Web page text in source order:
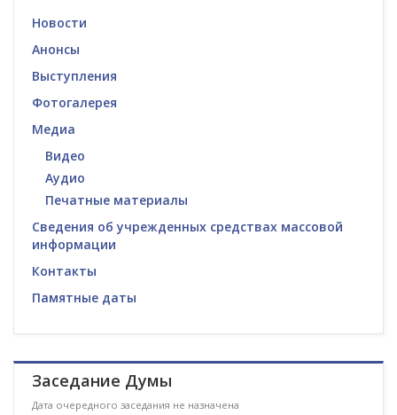
Новости
Анонсы
Выступления
Фотогалерея
Медиа
Видео
Аудио
Печатные материалы
Сведения об учрежденных средствах массовой
информации
Контакты
Памятные даты
Заседание Думы
Дата очередного заседания не назначена